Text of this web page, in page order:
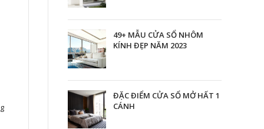
49+ MẪU CỬA SỔ NHÔM
KÍNH ĐẸP NĂM 2023
ĐẶC ĐIỂM CỬA SỔ MỞ HẤT 1
CÁNH